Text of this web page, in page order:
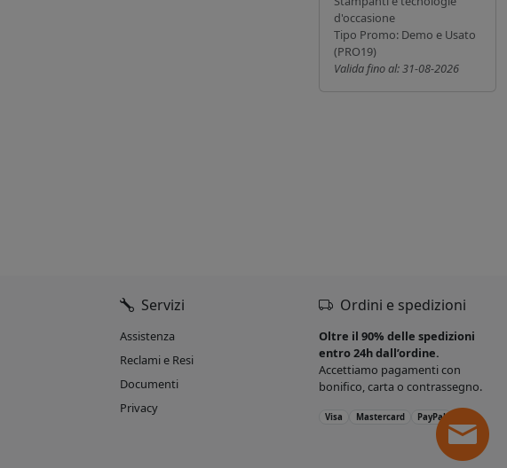
d'occasione
Tipo Promo: Demo e Usato
(PRO19)
Valida fino al: 31-08-2026
Servizi
Assistenza
Reclami e Resi
Documenti
Privacy
Ordini e spedizioni
Oltre il 90% delle spedizioni
entro 24h dall’ordine.
Accettiamo pagamenti con
bonifico, carta o contrassegno.
Visa Mastercard PayPal